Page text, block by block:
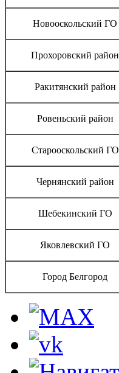
Новооскольский ГО
Прохоровский район
Ракитянский район
Ровеньский район
Старооскольский ГО
Чернянский район
Шебекинский ГО
Яковлевский ГО
Город Белгород